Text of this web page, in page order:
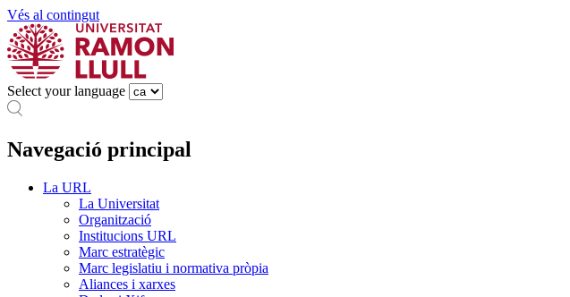
Vés al contingut
Select your language
Navegació principal
La URL
La Universitat
Organització
Institucions URL
Marc estratègic
Marc legislatiu i normativa pròpia
Aliances i xarxes